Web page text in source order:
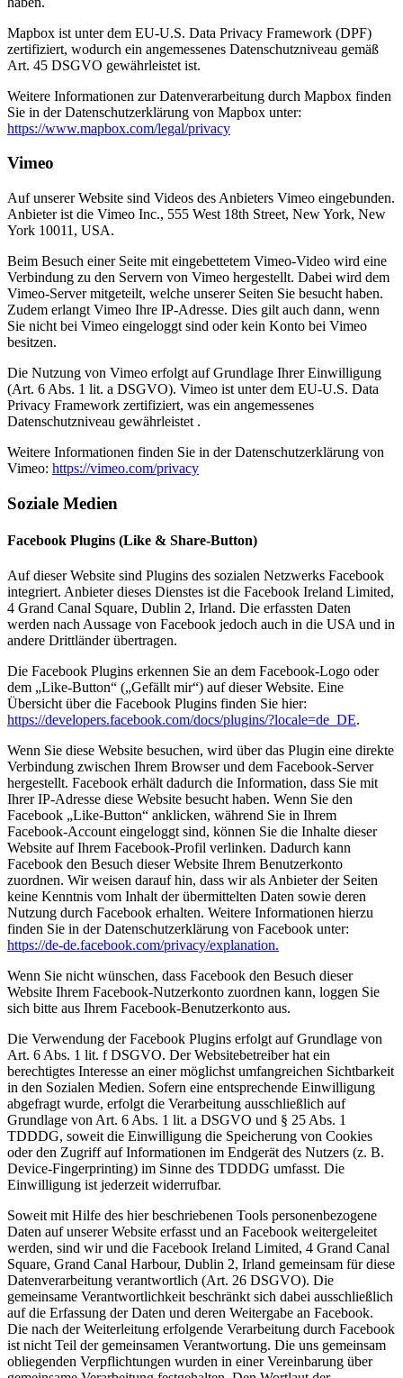
Mapbox ist unter dem EU-U.S. Data Privacy Framework (DPF)
zertifiziert, wodurch ein angemessenes Datenschutzniveau gemäß
Art. 45 DSGVO gewährleistet ist.
Weitere Informationen zur Datenverarbeitung durch Mapbox finden
Sie in der Datenschutzerklärung von Mapbox unter:
https://www.mapbox.com/legal/privacy
Vimeo
Auf unserer Website sind Videos des Anbieters Vimeo eingebunden.
Anbieter ist die Vimeo Inc., 555 West 18th Street, New York, New
York 10011, USA.
Beim Besuch einer Seite mit eingebettetem Vimeo-Video wird eine
Verbindung zu den Servern von Vimeo hergestellt. Dabei wird dem
Vimeo-Server mitgeteilt, welche unserer Seiten Sie besucht haben.
Zudem erlangt Vimeo Ihre IP-Adresse. Dies gilt auch dann, wenn
Sie nicht bei Vimeo eingeloggt sind oder kein Konto bei Vimeo
besitzen.
Die Nutzung von Vimeo erfolgt auf Grundlage Ihrer Einwilligung
(Art. 6 Abs. 1 lit. a DSGVO). Vimeo ist unter dem EU-U.S. Data
Privacy Framework zertifiziert, was ein angemessenes
Datenschutzniveau gewährleistet .
Weitere Informationen finden Sie in der Datenschutzerklärung von
Vimeo: https://vimeo.com/privacy
Soziale Medien
Facebook Plugins (Like & Share-Button)
Auf dieser Website sind Plugins des sozialen Netzwerks Facebook
integriert. Anbieter dieses Dienstes ist die Facebook Ireland Limited,
4 Grand Canal Square, Dublin 2, Irland. Die erfassten Daten
werden nach Aussage von Facebook jedoch auch in die USA und in
andere Drittländer übertragen.
Die Facebook Plugins erkennen Sie an dem Facebook-Logo oder
dem „Like-Button“ („Gefällt mir“) auf dieser Website. Eine
Übersicht über die Facebook Plugins finden Sie hier:
https://developers.facebook.com/docs/plugins/?locale=de_DE.
Wenn Sie diese Website besuchen, wird über das Plugin eine direkte
Verbindung zwischen Ihrem Browser und dem Facebook-Server
hergestellt. Facebook erhält dadurch die Information, dass Sie mit
Ihrer IP-Adresse diese Website besucht haben. Wenn Sie den
Facebook „Like-Button“ anklicken, während Sie in Ihrem
Facebook-Account eingeloggt sind, können Sie die Inhalte dieser
Website auf Ihrem Facebook-Profil verlinken. Dadurch kann
Facebook den Besuch dieser Website Ihrem Benutzerkonto
zuordnen. Wir weisen darauf hin, dass wir als Anbieter der Seiten
keine Kenntnis vom Inhalt der übermittelten Daten sowie deren
Nutzung durch Facebook erhalten. Weitere Informationen hierzu
finden Sie in der Datenschutzerklärung von Facebook unter:
https://de-de.facebook.com/privacy/explanation.
Wenn Sie nicht wünschen, dass Facebook den Besuch dieser
Website Ihrem Facebook-Nutzerkonto zuordnen kann, loggen Sie
sich bitte aus Ihrem Facebook-Benutzerkonto aus.
Die Verwendung der Facebook Plugins erfolgt auf Grundlage von
Art. 6 Abs. 1 lit. f DSGVO. Der Websitebetreiber hat ein
berechtigtes Interesse an einer möglichst umfangreichen Sichtbarkeit
in den Sozialen Medien. Sofern eine entsprechende Einwilligung
abgefragt wurde, erfolgt die Verarbeitung ausschließlich auf
Grundlage von Art. 6 Abs. 1 lit. a DSGVO und § 25 Abs. 1
TDDDG, soweit die Einwilligung die Speicherung von Cookies
oder den Zugriff auf Informationen im Endgerät des Nutzers (z. B.
Device-Fingerprinting) im Sinne des TDDDG umfasst. Die
Einwilligung ist jederzeit widerrufbar.
Soweit mit Hilfe des hier beschriebenen Tools personenbezogene
Daten auf unserer Website erfasst und an Facebook weitergeleitet
werden, sind wir und die Facebook Ireland Limited, 4 Grand Canal
Square, Grand Canal Harbour, Dublin 2, Irland gemeinsam für diese
Datenverarbeitung verantwortlich (Art. 26 DSGVO). Die
gemeinsame Verantwortlichkeit beschränkt sich dabei ausschließlich
auf die Erfassung der Daten und deren Weitergabe an Facebook.
Die nach der Weiterleitung erfolgende Verarbeitung durch Facebook
ist nicht Teil der gemeinsamen Verantwortung. Die uns gemeinsam
obliegenden Verpflichtungen wurden in einer Vereinbarung über